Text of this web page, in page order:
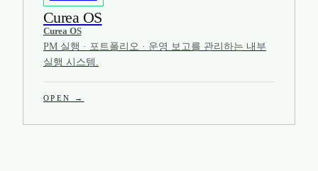
Curea OS
Curea OS
PM 실행 · 포트폴리오 · 운영 보고를 관리하는 내부
실행 시스템.
OPEN →